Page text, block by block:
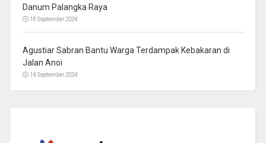
Danum Palangka Raya
18 September 2024
Agustiar Sabran Bantu Warga Terdampak Kebakaran di
Jalan Anoi
14 September 2024